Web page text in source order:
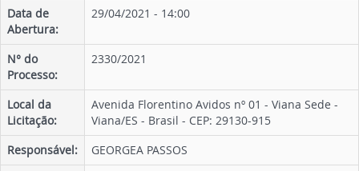
Data de
Abertura:
29/04/2021 - 14:00
N° do
Processo:
2330/2021
Local da
Licitação:
Avenida Florentino Avidos nº 01 - Viana Sede -
Viana/ES - Brasil - CEP: 29130-915
Responsável:
GEORGEA PASSOS